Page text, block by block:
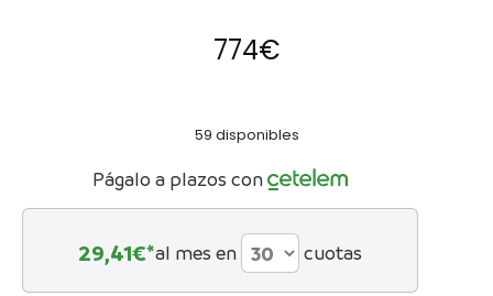
774€
59 disponibles
Págalo a plazos con
29,41€*al mes en cuotas